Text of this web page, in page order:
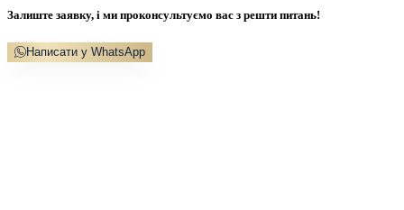
Залиште заявку, і ми проконсультуємо вас з решти питань!
Написати у WhatsApp